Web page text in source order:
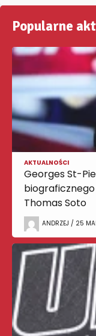
Popularne
AKTUALNOŚCI
Georges St-
biograficznego
Thomas Soto
ANDRZEJ / 25